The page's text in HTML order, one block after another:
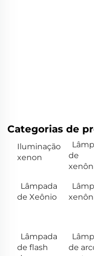
Categorias de
Iluminação
xenon
de
Lâmpada
de Xeônio
Lâmpada
de flash
de